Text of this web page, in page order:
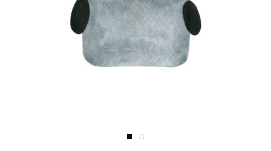
View larger image
View larger image